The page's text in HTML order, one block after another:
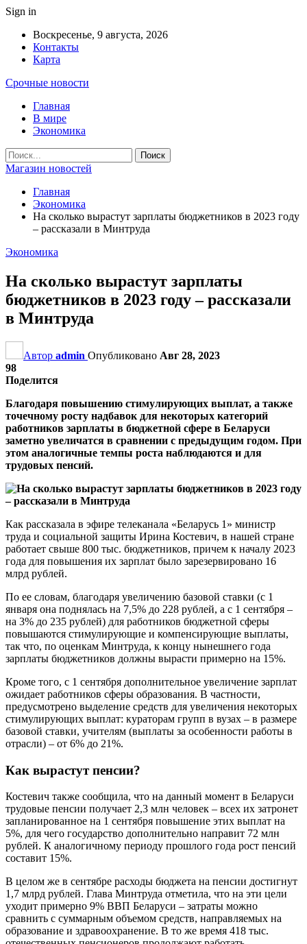
Sign in
Воскресенье, 9 августа, 2026
Контакты
Карта
Срочные новости
Главная
В мире
Экономика
Магазин новостей
Главная
Экономика
На сколько вырастут зарплаты бюджетников в 2023 году
– рассказали в Минтруда
Экономика
На сколько вырастут зарплаты
бюджетников в 2023 году – рассказали
в Минтруда
Автор admin Опубликовано Авг 28, 2023
98
Поделится
Благодаря повышению стимулирующих выплат, а также
точечному росту надбавок для некоторых категорий
работников зарплаты в бюджетной сфере в Беларуси
заметно увеличатся в сравнении с предыдущим годом. При
этом аналогичные темпы роста наблюдаются и для
трудовых пенсий.
Как рассказала в эфире телеканала «Беларусь 1» министр
труда и социальной защиты Ирина Костевич, в нашей стране
работает свыше 800 тыс. бюджетников, причем к началу 2023
года для повышения их зарплат было зарезервировано 16
млрд рублей.
По ее словам, благодаря увеличению базовой ставки (с 1
января она поднялась на 7,5% до 228 рублей, а с 1 сентября –
на 3% до 235 рублей) для работников бюджетной сферы
повышаются стимулирующие и компенсирующие выплаты,
так что, по оценкам Минтруда, к концу нынешнего года
зарплаты бюджетников должны вырасти примерно на 15%.
Кроме того, с 1 сентября дополнительное увеличение зарплат
ожидает работников сферы образования. В частности,
предусмотрено выделение средств для увеличения некоторых
стимулирующих выплат: кураторам групп в вузах – в размере
базовой ставки, учителям (выплаты за особенности работы в
отрасли) – от 6% до 21%.
Как вырастут пенсии?
Костевич также сообщила, что на данный момент в Беларуси
трудовые пенсии получает 2,3 млн человек – всех их затронет
запланированное на 1 сентября повышение этих выплат на
5%, для чего государство дополнительно направит 72 млн
рублей. К аналогичному периоду прошлого года рост пенсий
составит 15%.
В целом же в сентябре расходы бюджета на пенсии достигнут
1,7 млрд рублей. Глава Минтруда отметила, что на эти цели
уходит примерно 9% ВВП Беларуси – затраты можно
сравнить с суммарным объемом средств, направляемых на
образование и здравоохранение. В то же время 418 тыс.